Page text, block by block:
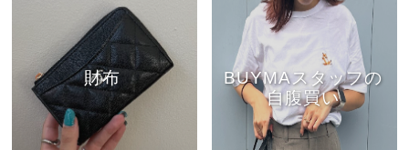
財布
BUYMAスタッフの
自腹買い